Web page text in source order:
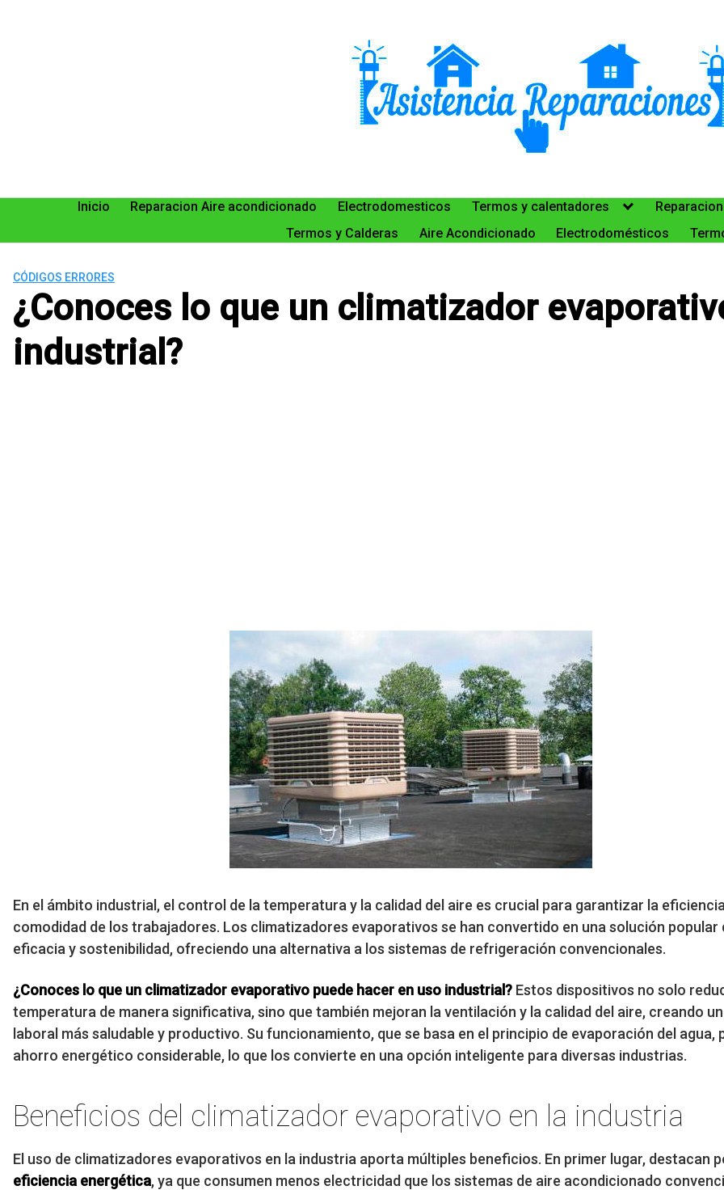
Inicio Reparacion Aire acondicionado Electrodomesticos Termos y calentadores
Termos y Calderas
Aire Acondicionado Electrodomésticos
CÓDIGOS ERRORES
¿Conoces lo que un climatizador
industrial?
En el ámbito industrial, el control de la temperatura y la calidad del aire es crucial para garantizar la
comodidad de los trabajadores. Los climatizadores evaporativos se han convertido en una solución popular
eficacia y sostenibilidad, ofreciendo una alternativa a los sistemas de refrigeración convencionales.
¿Conoces lo que un climatizador evaporativo puede hacer en uso industrial? Estos dispositivos no solo
temperatura de manera significativa, sino que también mejoran la ventilación y la calidad del aire, creando
laboral más saludable y productivo. Su funcionamiento, que se basa en el principio de evaporación del agua,
ahorro energético considerable, lo que los convierte en una opción inteligente para diversas industrias.
Beneficios del climatizador evaporativo en la industria
El uso de climatizadores evaporativos en la industria aporta múltiples beneficios. En primer lugar, destacan
eficiencia energética, ya que consumen menos electricidad que los sistemas de aire acondicionado